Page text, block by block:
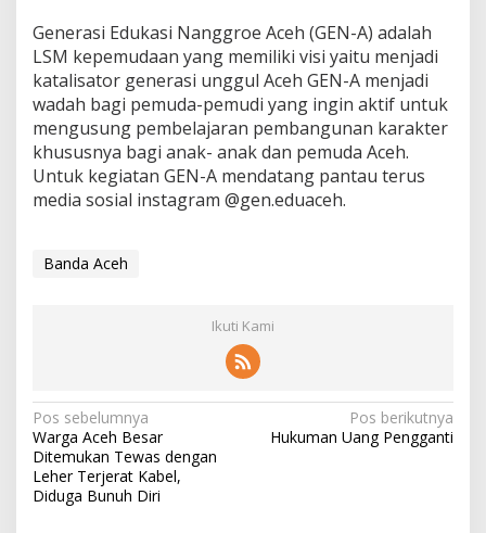
Generasi Edukasi Nanggroe Aceh (GEN-A) adalah
LSM kepemudaan yang memiliki visi yaitu menjadi
katalisator generasi unggul Aceh GEN-A menjadi
wadah bagi pemuda-pemudi yang ingin aktif untuk
mengusung pembelajaran pembangunan karakter
khususnya bagi anak- anak dan pemuda Aceh.
Untuk kegiatan GEN-A mendatang pantau terus
media sosial instagram @gen.eduaceh.
Banda Aceh
Ikuti Kami
N
a
v
i
Pos sebelumnya
Warga Aceh Besar
Ditemukan Tewas dengan
Leher Terjerat Kabel,
Diduga Bunuh Diri
Pos berikutnya
Hukuman Uang Pengganti